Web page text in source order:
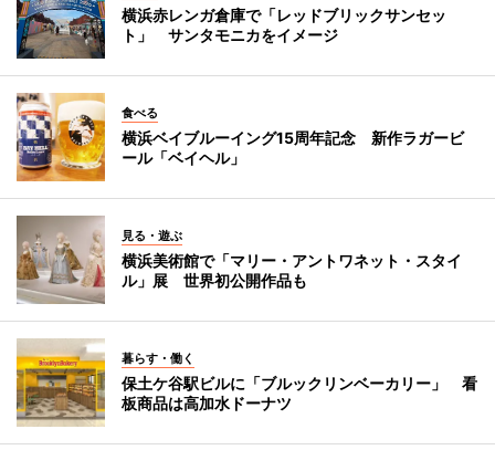
横浜赤レンガ倉庫で「レッドブリックサンセッ
ト」 サンタモニカをイメージ
食べる
横浜ベイブルーイング15周年記念 新作ラガービ
ール「ベイヘル」
見る・遊ぶ
横浜美術館で「マリー・アントワネット・スタイ
ル」展 世界初公開作品も
暮らす・働く
保土ケ谷駅ビルに「ブルックリンベーカリー」 看
板商品は高加水ドーナツ